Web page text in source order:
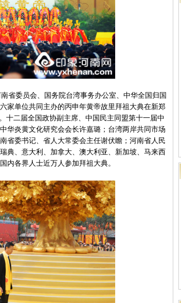
省委员会、国务院台湾事务办公室、中华全国归国
家单位共同主办的丙申年黄帝故里拜祖大典在新郑
十二届全国政协副主席、中国民主同盟第十一届中
华炎黄文化研究会会长许嘉璐；台湾两岸共同市场
省委书记、省人大常委会主任谢伏瞻；河南省人民
典、意大利、加拿大、澳大利亚、新加坡、马来西
内各界人士近万人参加拜祖大典。